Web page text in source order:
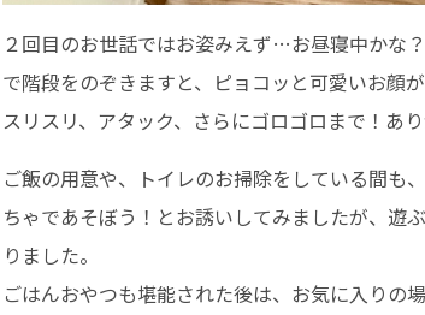
２回目のお世話ではお姿みえず…お昼寝中かな
で階段をのぞきますと、ピョコッと可愛いお顔
スリスリ、アタック、さらにゴロゴロまで！あり
ご飯の用意や、トイレのお掃除をしている間も
ちゃであそぼう！とお誘いしてみましたが、遊
りました。
ごはんおやつも堪能された後は、お気に入りの